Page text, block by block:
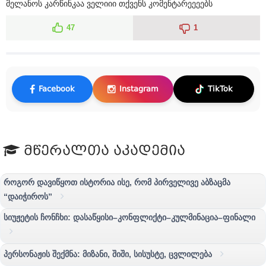
მელანოს კარწინკაა ველიიი თქვენს კომენტარეეეებს
47 1
Facebook Instagram TikTok
მწერალთა აკადემია
როგორ დავიწყოთ ისტორია ისე, რომ პირველივე აბზაცმა
“დაიჭიროს”
სიუჟეტის ჩონჩხი: დასაწყისი–კონფლიქტი–კულმინაცია–ფინალი
პერსონაჟის შექმნა: მიზანი, შიში, სისუსტე, ცვლილება